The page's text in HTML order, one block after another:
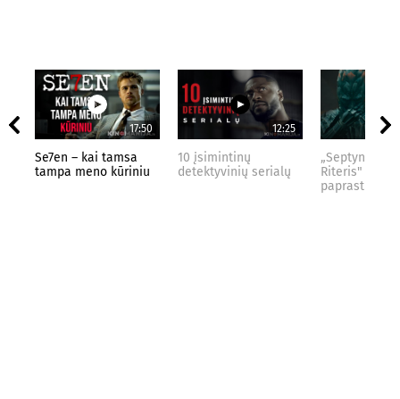
17:50
Se7en – kai tamsa
tampa meno kūriniu
12:25
10 įsimintinų
detektyvinių serialų
„Septynių
Riteris" – kai
paprastumas